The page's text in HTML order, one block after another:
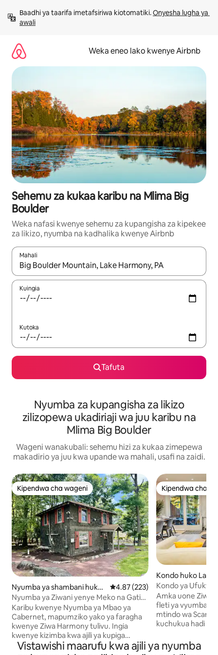
kwenda
kwenye
Baadhi ya taarifa imetafsiriwa kiotomatiki. Onyesha lugha ya
awali
Weka eneo lako kwenye Airbnb
Sehemu za kukaa karibu na Mlima Big
Boulder
Weka nafasi kwenye sehemu za kupangisha za kipekee
za likizo, nyumba na kadhalika kwenye Airbnb
Mahali
Wakati matokeo yanapatikana, vinjari kwa kutumia vitufe vya
Kuingia
Kutoka
Tafuta
Nyumba za kupangisha za likizo
zilizopewa ukadiriaji wa juu karibu na
Mlima Big Boulder
Wageni wanakubali: sehemu hizi za kukaa zimepewa
makadirio ya juu kwa upande wa mahali, usafi na zaidi.
Kipendwa cha wageni
Kipendwa cha wageni
Nyumba ya shambani huko
Lake Harmony
Ukadiriaji wa wastani wa 4.87
4.87 (223)
Nyumba ya Ziwani yenye Meko na Gati
Binafsi
Karibu kwenye Nyumba ya Mbao ya
Cabernet, mapumziko yako ya faragha
kwenye Ziwa Harmony tulivu. Ingia
kwenye kizimba kwa ajili ya kupiga
makasia wakati wa kuchomoza kwa jua,
Kipendwa cha
Kipendwa cha
Kondo huko Lake
Kondo ya
Klabu ya
Amka uone Ziwa
fleti ya vyumba 3
mtindo wa
kuchukua hadi
wa king na
vitanda vya
Vistawishi maarufu kwa ajili ya nyumba